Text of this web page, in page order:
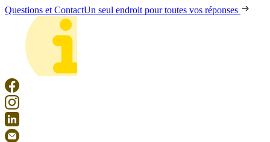
Questions et ContactUn seul endroit pour toutes vos réponses